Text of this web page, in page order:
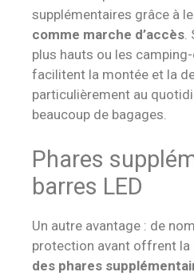
supplémentaires grâce à
comme marche d’accès.
plus hauts ou les
facilitent la montée et la
particulièrement au
beaucoup de bagages.
Phares
barres LED
Un autre avantage : de
protection avant offrent la
des phares